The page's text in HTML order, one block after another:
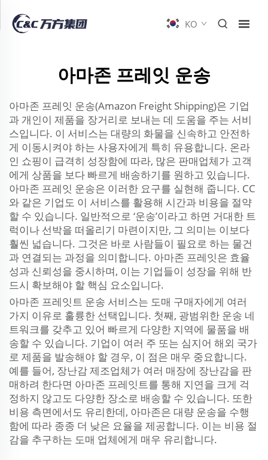
KO
아마존 프레잇 운송
아마존 프레잇 운송(Amazon Freight Shipping)은 기업
과 개인이 제품을 장거리로 보내는 데 도움을 주는 서비
스입니다. 이 서비스는 대량의 화물을 신속하고 안전하
게 이동시켜야 하는 사용자에게 특히 유용합니다. 온라
인 쇼핑이 급격히 성장함에 따라, 많은 판매업체가 고객
에게 상품을 보다 빠르게 배송하기를 원하고 있습니다.
아마존 프레잇 운송은 이러한 요구를 실현해 줍니다. CC
와 같은 기업도 이 서비스를 활용해 시간과 비용을 절약
할 수 있습니다. 일반적으로 ‘운송’이라고 하면 거대한 트
럭이나 선박을 떠올리기 마련이지만, 그 의미는 이보다
훨씬 넓습니다. 그것은 바로 사람들이 필요로 하는 물건
과 연결되는 과정을 의미합니다. 아마존 프레잇은 효율
성과 신뢰성을 중시하며, 이는 기업들이 성장을 위해 반
드시 확보해야 할 핵심 요소입니다.
아마존 프레잇트 운송 서비스는 도매 구매자에게 여러
가지 이유로 훌륭한 선택입니다. 첫째, 광범위한 운송 네
트워크를 갖추고 있어 빠르게 다양한 지역에 물품을 배
송할 수 있습니다. 기업이 여러 주 또는 심지어 해외 국가
로 제품을 발송해야 할 경우, 이 점은 매우 중요합니다.
예를 들어, 장난감 제조업체가 여러 매장에 장난감을 판
매하려 한다면 아마존 프레잇트를 통해 지연을 크게 걱
정하지 않고도 다양한 장소로 배송할 수 있습니다. 또한
비용 측면에서도 유리한데, 아마존은 대량 운송을 수행
함에 따라 종종 더 낮은 요율을 제공합니다. 이는 비용 절
감을 추구하는 도매 업체에게 매우 유리합니다.